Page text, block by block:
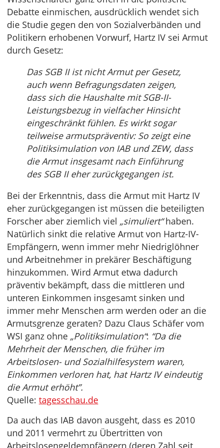
Debatte einmischen, ausdrücklich wendet sich
die Studie gegen den von Sozialverbänden und
Politikern erhobenen Vorwurf, Hartz IV sei Armut
durch Gesetz:
Das SGB II ist nicht Armut per Gesetz,
auch wenn Befragungsdaten zeigen,
dass sich die Haushalte mit SGB-II-
Leistungsbezug in vielfacher Hinsicht
eingeschränkt fühlen. Es wirkt sogar
teilweise armutspräventiv: So zeigt eine
Politiksimulation von IAB und ZEW, dass
die Armut insgesamt nach Einführung
des SGB II eher zurückgegangen ist.
Bei der Erkenntnis, dass die Armut mit Hartz IV
eher zurückgegangen ist müssen die beteiligten
Forscher aber ziemlich viel „simuliert“haben.
Natürlich sinkt die relative Armut von Hartz-IV-
Empfängern, wenn immer mehr Niedriglöhner
und Arbeitnehmer in prekärer Beschäftigung
hinzukommen. Wird Armut etwa dadurch
präventiv bekämpft, dass die mittleren und
unteren Einkommen insgesamt sinken und
immer mehr Menschen arm werden oder an die
Armutsgrenze geraten? Dazu Claus Schäfer vom
WSI ganz ohne „Politiksimulation“: “Da die
Mehrheit der Menschen, die früher im
Arbeitslosen- und Sozialhilfesystem waren,
Einkommen verloren hat, hat Hartz IV eindeutig
die Armut erhöht”.
Quelle: tagesschau.de
Da auch das IAB davon ausgeht, dass es 2010
und 2011 vermehrt zu Übertritten von
Arbeitslosengeldempfängern (deren Zahl seit